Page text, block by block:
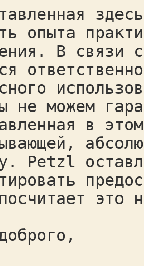
опыта
В связи
не можем
в
Petzl
это